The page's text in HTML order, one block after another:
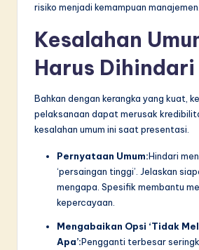
risiko menjadi kemampuan manajemen.
Kesalahan
Harus Dihindari
Bahkan dengan kerangka yang kuat,
pelaksanaan dapat merusak
kesalahan umum ini saat presentasi.
Pernyataan Umum:Hindari
‘persaingan tinggi’. Jelaskan
mengapa. Spesifik membantu
kepercayaan.
Mengabaikan Opsi ‘Tidak
Apa’:Pengganti terbesar